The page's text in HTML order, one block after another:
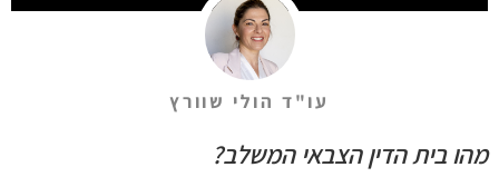
עו"ד הולי שוורץ
מהו בית הדין הצבאי המשלב?